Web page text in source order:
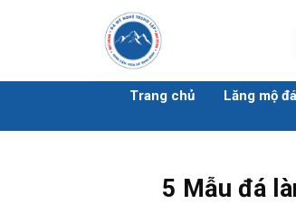
dung
Trang chủ Lăng mộ đá
5 Mẫu đá